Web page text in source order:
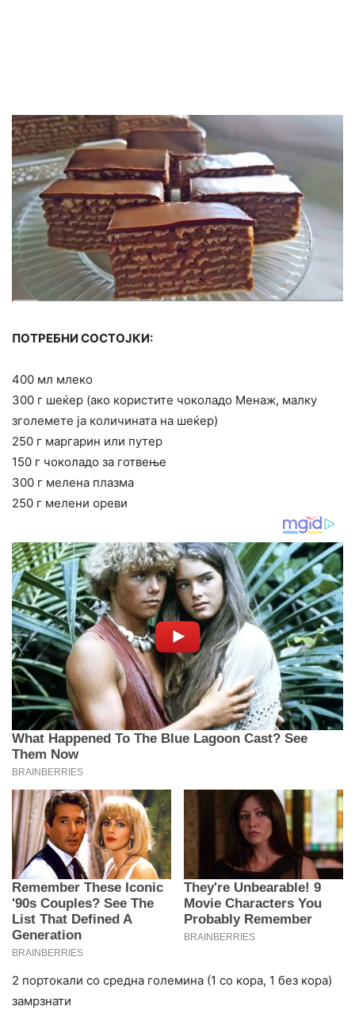
ПОТРЕБНИ СОСТОЈКИ:
400 мл млеко
300 г шеќер (ако користите чоколадо Менаж, малку
зголемете ја количината на шеќер)
250 г маргарин или путер
150 г чоколадо за готвење
300 г мелена плазма
250 г мелени ореви
2 портокали со средна големина (1 со кора, 1 без кора)
замрзнати